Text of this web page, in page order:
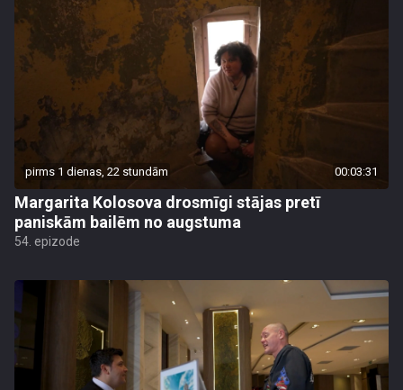
pirms 1 dienas, 22 stundām 00:03:31
Margarita Kolosova drosmīgi stājas pretī
paniskām bailēm no augstuma
54. epizode